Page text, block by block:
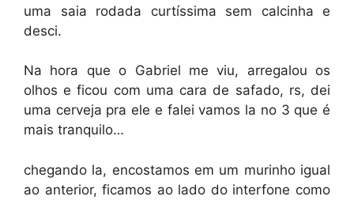
uma saia rodada curtíssima sem calcinha e
desci.
Na hora que o Gabriel me viu, arregalou os
olhos e ficou com uma cara de safado, rs, dei
uma cerveja pra ele e falei vamos la no 3 que é
mais tranquilo…
chegando la, encostamos em um murinho igual
ao anterior, ficamos ao lado do interfone como